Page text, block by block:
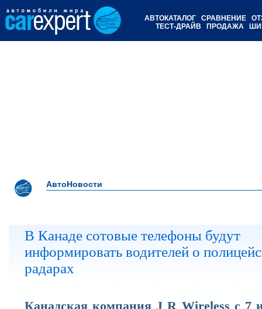
АВТОКАТАЛОГ СРАВНЕНИЕ
ТЕСТ-ДРАЙВ
ПРОДАЖА
АвтоНовости
В Канаде сотовые телефоны будут
информировать водителей о
радарах
Канадская компания J R Wireless с 7